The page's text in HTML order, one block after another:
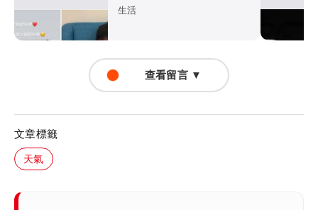
們少」
生活
查看留言 ▼
文章標籤
天氣